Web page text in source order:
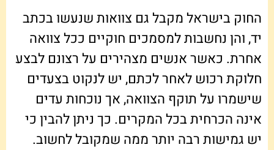
החוק בישראל מקבל גם צוואות שנעשו בכתב
יד, והן נחשבות למסמכים חוקיים ככל צוואה
אחרת. כאשר אנשים מצהירים על רצונם לבצע
חלוקת רכוש לאחר לכתם, יש לנקוט בצעדים
שישמרו על תוקף הצוואה, אך נוכחות עדים
אינה הכרחית בכל המקרים. כך ניתן להבין כי
יש גמישות רבה יותר ממה שמקובל לחשוב.